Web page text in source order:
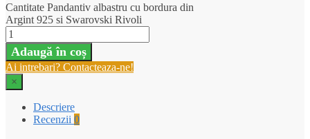
Cantitate Pandantiv albastru cu bordura din
Argint 925 si Swarovski Rivoli
Adaugă în coș
Ai intrebari? Contacteaza-ne!
×
Descriere
Recenzii 0